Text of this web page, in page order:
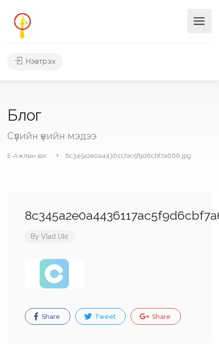
Нэвтрэх
Блог
Сүүлийн үеийн мэдээ
Е-Ажлын зах 8c345a2e0a4436117ac5f9d6cbf7a666.jpg
By Vlad Ukr
Share Tweet Share